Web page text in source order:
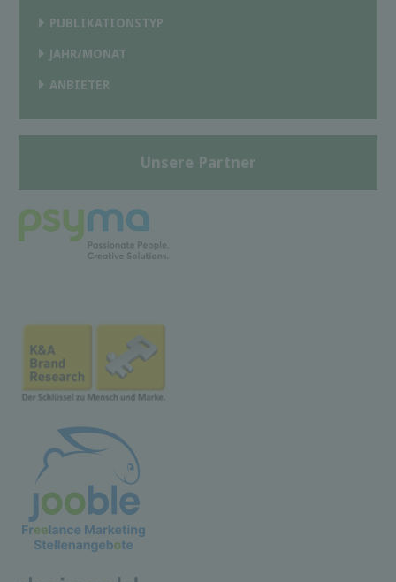
PUBLIKATIONSTYP
JAHR/MONAT
ANBIETER
Unsere Partner